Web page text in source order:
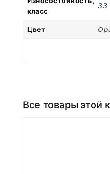
класс
33
Цвет
Все товары этой